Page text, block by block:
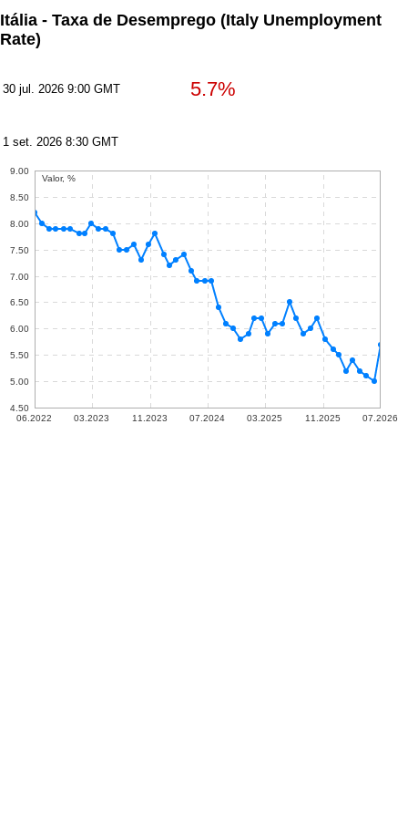
Itália - Taxa de Desemprego (Italy Unemployment
Rate)
30 jul. 2026 9:00 GMT 5.7%
1 set. 2026 8:30 GMT